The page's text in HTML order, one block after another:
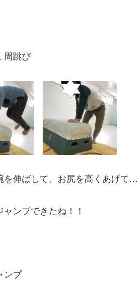
周跳び
を伸ばして、お尻を高くあげて…
ャンプできたね！！
ンプ